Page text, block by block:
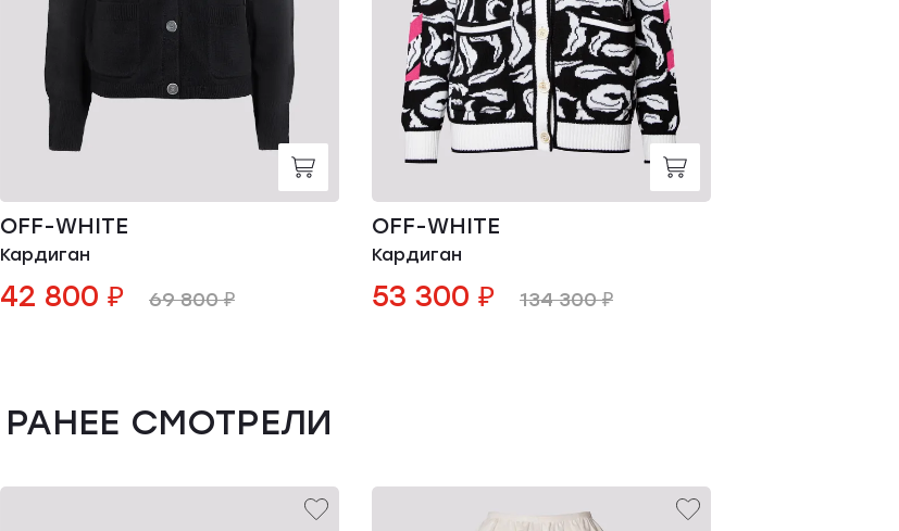
OFF-WHITE
Кардиган
42 800 ₽ 69 800 ₽
OFF-WHITE
Кардиган
53 300 ₽ 134 300 ₽
РАНЕЕ СМОТРЕЛИ